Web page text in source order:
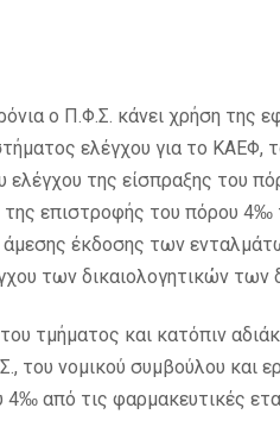
ο Π.Φ.Σ. κάνει χρήση της
ελέγχου για το ΚΑΕΦ,
ελέγχου της είσπραξης του
της επιστροφής του πόρου
άμεσης έκδοσης των
των δικαιολογητικών των
τμήματος και κατόπιν
του νομικού συμβούλου και
από τις φαρμακευτικές